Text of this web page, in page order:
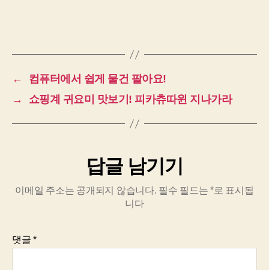
←
컴퓨터에서 쉽게 물건 팔아요!
→
쇼핑계 귀요미 맛보기! 피카츄따윈 지나가라
답글 남기기
이메일 주소는 공개되지 않습니다. 필수 필드는*로 표시됩
니다
댓글*